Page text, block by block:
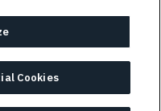
téléphone et/ou moyens de
Cookies